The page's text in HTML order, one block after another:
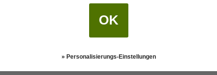
OK
» Personalisierungs-Einstellungen